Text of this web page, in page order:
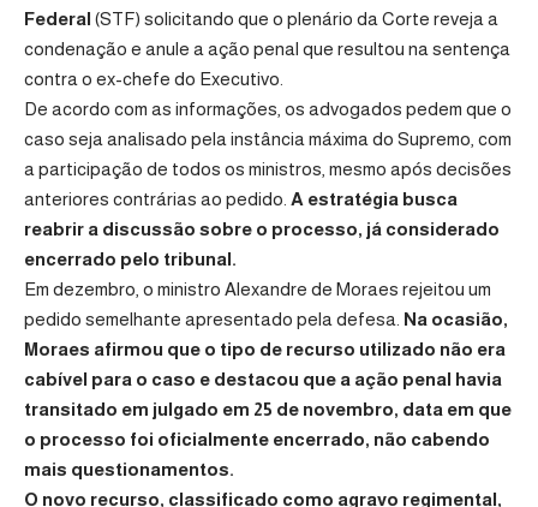
Federal (STF) solicitando que o plenário da Corte reveja a
condenação e anule a ação penal que resultou na sentença
contra o ex-chefe do Executivo.
De acordo com as informações, os advogados pedem que o
caso seja analisado pela instância máxima do Supremo, com
a participação de todos os ministros, mesmo após decisões
anteriores contrárias ao pedido. A estratégia busca
reabrir a discussão sobre o processo, já considerado
encerrado pelo tribunal.
Em dezembro, o ministro Alexandre de Moraes rejeitou um
pedido semelhante apresentado pela defesa. Na ocasião,
Moraes afirmou que o tipo de recurso utilizado não era
cabível para o caso e destacou que a ação penal havia
transitado em julgado em 25 de novembro, data em que
o processo foi oficialmente encerrado, não cabendo
mais questionamentos.
O novo recurso, classificado como agravo regimental,